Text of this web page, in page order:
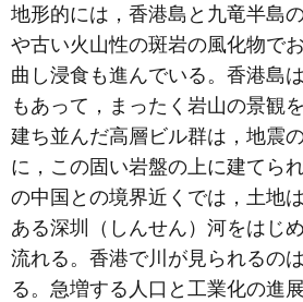
地形的には，香港島と九竜半島
や古い火山性の斑岩の風化物で
曲し浸食も進んでいる。香港島
もあって，まったく岩山の景観
建ち並んだ高層ビル群は，地震
に，この固い岩盤の上に建てら
の中国との境界近くでは，土地
ある深圳（しんせん）河をはじ
流れる。香港で川が見られるの
る。急増する人口と工業化の進